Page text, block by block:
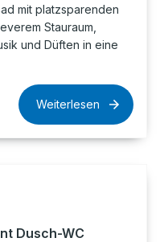
mit platzsparenden
Stauraum,
und Düften in eine
Weiterlesen
Dusch-WC